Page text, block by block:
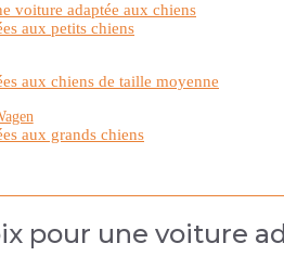
voiture adaptée aux chiens
aux petits chiens
aux chiens de taille moyenne
aux grands chiens
pour une voiture